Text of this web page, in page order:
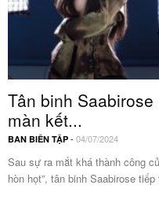
Tân binh
màn kết...
BAN BIÊN TẬP - 04/07/2024
Sau sự ra mắt khá thành công
hòn họt”, tân binh Saabirose